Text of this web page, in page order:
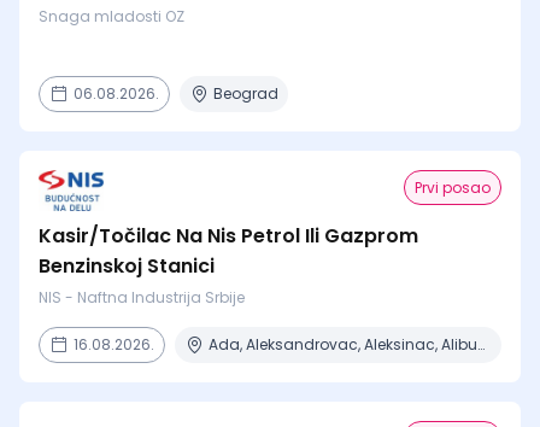
Snaga mladosti OZ
06.08.2026. Beograd
Prvi posao
Kasir/Točilac Na Nis Petrol Ili Gazprom
Benzinskoj Stanici
NIS - Naftna Industrija Srbije
16.08.2026. Ada, Aleksandrovac, Aleksinac, Alibunar, Apatin + 206 mesta